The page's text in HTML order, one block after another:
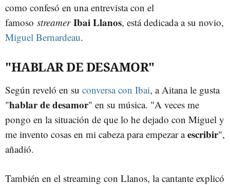
como confesó en una entrevista con el
famoso streamer Ibai Llanos, está dedicada a su novio,
Miguel Bernardeau.
"HABLAR DE DESAMOR"
Según reveló en su conversa con Ibai, a Aitana le gusta
"hablar de desamor" en su música. "A veces me
pongo en la situación de que lo he dejado con Miguel y
me invento cosas en mi cabeza para empezar aescribir",
añadió.
También en el streaming con Llanos, la cantante explicó